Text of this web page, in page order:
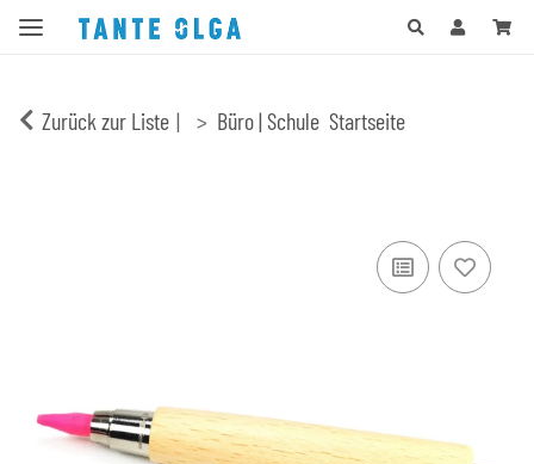
Zurück zur Liste Büro | Schule Startseite